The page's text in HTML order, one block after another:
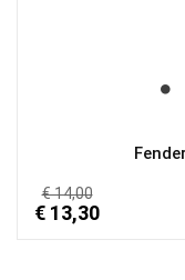
€ 14,00
€ 13,30